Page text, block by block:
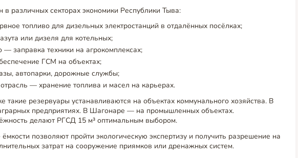
в различных секторах экономики Республики Тыва:
топливо для дизельных электростанций в отдалённых посёлках;
или дизеля для котельных;
— заправка техники на агрокомплексах;
ГСМ на объектах;
автопарки, дорожные службы;
— хранение топлива и масел на карьерах.
резервуары устанавливаются на объектах коммунального хозяйства. В
предприятиях. В Шагонаре — на промышленных объектах.
делают РГСД 15 м³ оптимальным выбором.
позволяют пройти экологическую экспертизу и получить разрешение на
затрат на сооружение приямков или дренажных систем.